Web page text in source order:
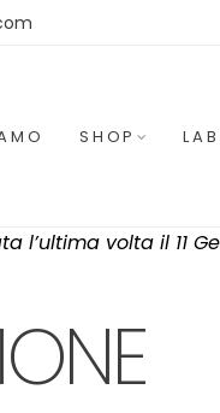
SHOP
l’ultima volta il 11